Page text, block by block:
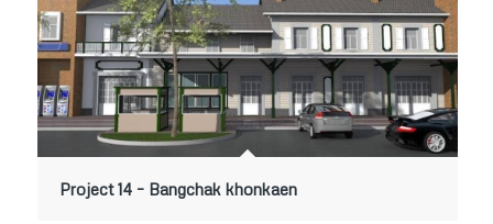
Project 14 – Bangchak khonkaen